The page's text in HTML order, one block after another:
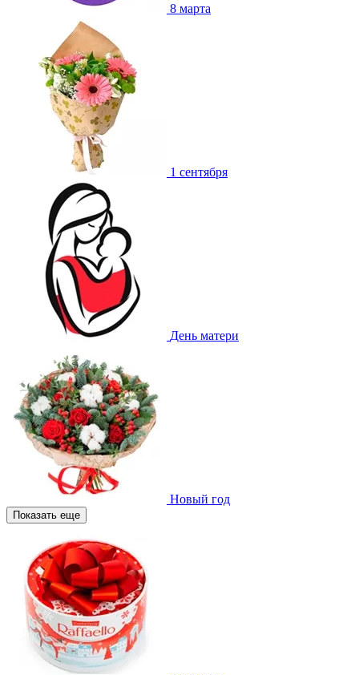
8 марта
1 сентября
День матери
Новый год
Показать еще